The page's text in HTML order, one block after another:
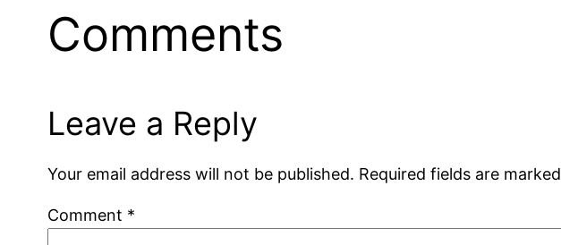
Comments
Leave a Reply
Your email address will not be published. Required fields are marked
Comment *